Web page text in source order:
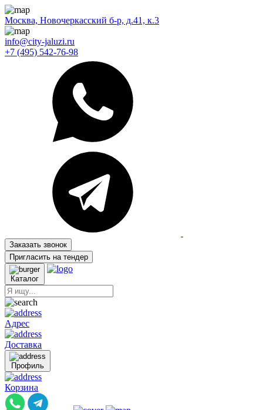
Москва, Новочеркасский б-р, д.41, к.3
info@city-jaluzi.ru
+7 (495) 542-76-98
Заказать звонок
Пригласить на тендер
Каталог
Адрес
Доставка
Профиль
Корзина